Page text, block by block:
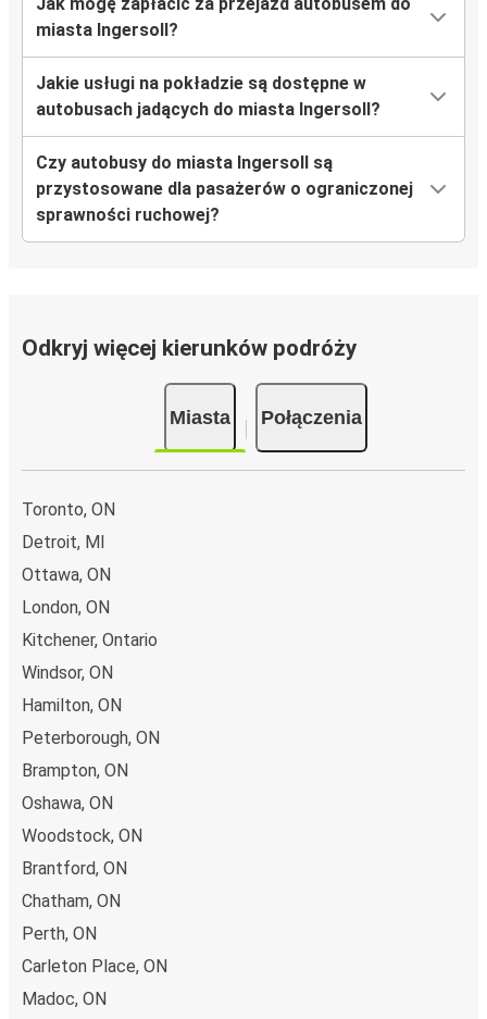
miasta Ingersoll?
Jakie usługi na pokładzie są dostępne w
autobusach jadących do miasta Ingersoll?
Czy autobusy do miasta Ingersoll są
przystosowane dla pasażerów o ograniczonej
sprawności ruchowej?
Odkryj więcej kierunków podróży
Miasta Połączenia
Toronto, ON
Detroit, MI
Ottawa, ON
London, ON
Kitchener, Ontario
Windsor, ON
Hamilton, ON
Peterborough, ON
Brampton, ON
Oshawa, ON
Woodstock, ON
Brantford, ON
Chatham, ON
Perth, ON
Carleton Place, ON
Madoc, ON